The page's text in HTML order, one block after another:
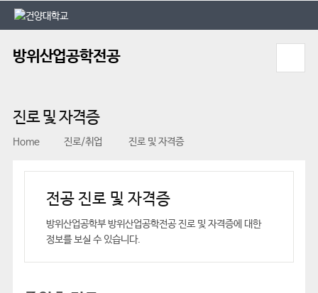
본문 바로가기
대메뉴 바로가기
방위산업공학전공
진로 및 자격증
Home 진로/취업 진로 및 자격증
전공 진로 및 자격증
방위산업공학부 방위산업공학전공 진로 및 자격증에 대한
정보를 보실 수 있습니다.